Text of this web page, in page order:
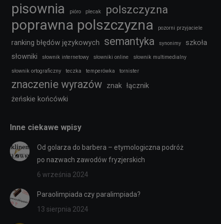
pisownia pióro plecak polszczyzna
poprawna polszczyzna pozorni przyjaciele
ranking błędów językowych semantyka synonimy
szkoła
słowniki
słownik internetowy słowniki online słownik multimedialny
słownik ortograficzny teczka temperówka tornister
znaczenie wyrazów znak łącznik
żeńskie końcówki
Inne ciekawe wpisy
Od golarza do barbera – etymologiczna podróż
po nazwach zawodów fryzjerskich
6 września 2024
Paraolimpiada czy paralimpiada?
13 sierpnia 2024